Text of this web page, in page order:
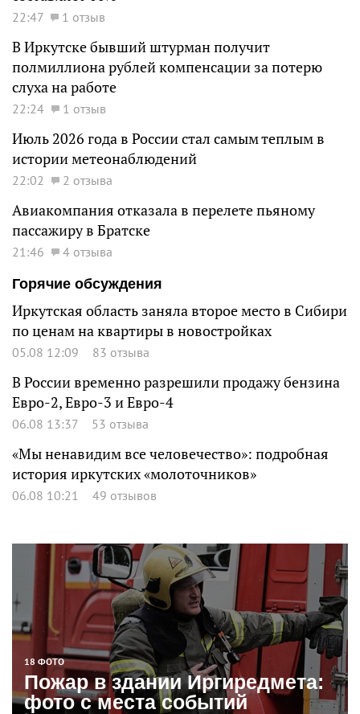
22:47 1 отзыв
В Иркутске бывший штурман получит
полмиллиона рублей компенсации за потерю
слуха на работе
22:24 1 отзыв
Июль 2026 года в России стал самым теплым в
истории метеонаблюдений
22:02 2 отзыва
Авиакомпания отказала в перелете пьяному
пассажиру в Братске
21:46
4 отзыва
Горячие обсуждения
Иркутская область заняла второе место в Сибири
по ценам на квартиры в новостройках
05.08 12:09 83 отзыва
В России временно разрешили продажу бензина
Евро-2, Евро-3 и Евро-4
06.08 13:37 53 отзыва
«Мы ненавидим все человечество»: подробная
история иркутских «молоточников»
06.08 10:21 49 отзывов
18 ФОТО
Пожар в здании Иргиредмета:
фото с места событий